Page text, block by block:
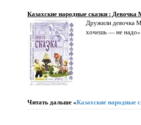
Казахские народные сказки :
Дружили девочка
хочешь — не
Читать дальше «Казахские народные